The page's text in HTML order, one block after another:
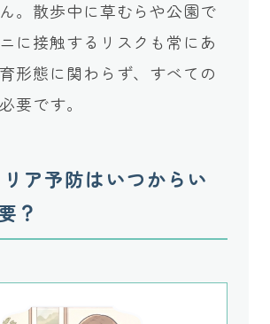
。散歩中に草むらや公園で
に接触するリスクも常にあ
形態に関わらず、すべての
要です。
ア予防はいつからい
？